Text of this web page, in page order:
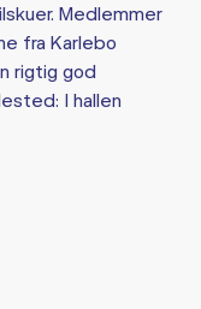
Medlemmer
fra Karlebo
rigtig god
I hallen